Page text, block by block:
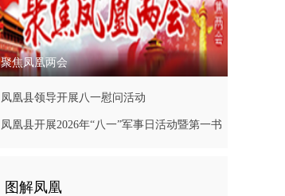
聚焦凤凰两会
凤凰县领导开展八一慰问活动
凤凰县开展2026年“八一”军事日活动暨第一书
图解凤凰